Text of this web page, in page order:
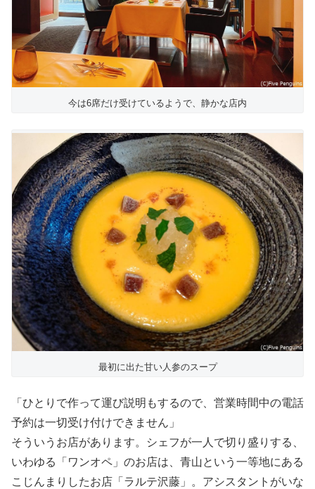
今は6席だけ受けているようで、静かな店内
最初に出た甘い人参のスープ
「ひとりで作って運び説明もするので、営業時間中の電話
予約は一切受け付けできません」
そういうお店があります。シェフが一人で切り盛りする、
いわゆる「ワンオペ」のお店は、青山という一等地にある
こじんまりしたお店「ラルテ沢藤」。アシスタントがいな